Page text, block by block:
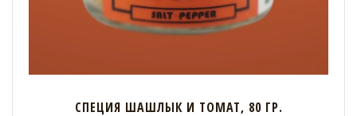
СПЕЦИЯ ШАШЛЫК И ТОМАТ, 80 ГР.